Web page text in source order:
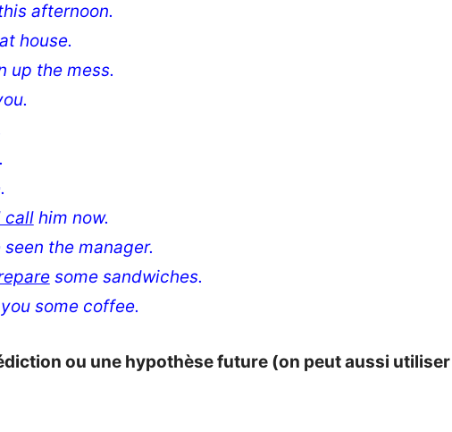
afternoon.
house.
up the mess.
callhim now.
the manager.
some sandwiches.
some coffee.
ou une hypothèse future (on peut aussi utiliser